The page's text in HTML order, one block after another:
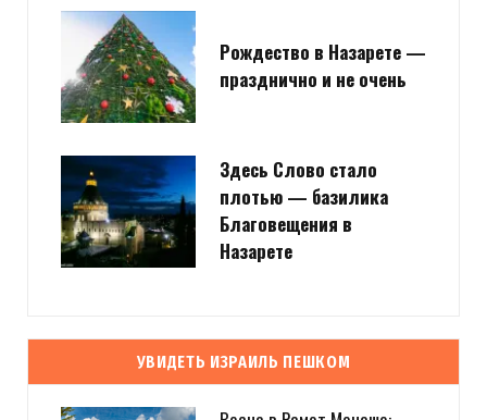
Рождество в Назарете —
празднично и не очень
Здесь Слово стало
плотью — базилика
Благовещения в
Назарете
УВИДЕТЬ ИЗРАИЛЬ ПЕШКОМ